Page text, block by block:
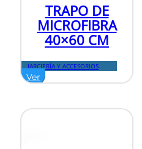
TRAPO DE
MICROFIBRA
40×60 CM
JARCIERÍA Y ACCESORIOS
Ver